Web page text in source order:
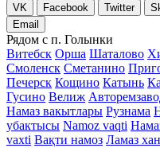
VK Facebook Twitter
Email
Рядом с п. Голынки
Витебск Орша Шаталово
Смоленск Сметанино
Печерск Кощино Катынь
Гусино Велиж
Намаз вакытлары Рузнама
убактысы Namoz vaqti
vaxti Вақти намоз Ламаз хан